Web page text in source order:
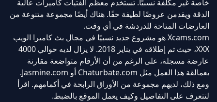
خاصة غير مكلفة نسبيًا. تستخدم معظم الفتيات كاميرات عالية
الدقة ويقدمن عروضًا لطيفة حقًا. هناك أيضًا مجموعة متنوعة من
العارضات المتاحة للدردشة في أي وقت.
Xcams.com هو مشروع جديد نسبيًا في مجال بث كاميرا الويب
XXX، حيث تم إطلاقه في يناير 2018. لا يزال لديه حوالي 4000
عارضة مسجلة، على الرغم من أن الأرقام متواضعة مقارنة
بعمالقة هذا العمل مثل Chaturbate.com أو Jasmine.com.
ومع ذلك، لديهم مجموعة من الأوراق الرابحة في أكمامهم. اقرأ
لتتعرف على التفاصيل وكيف يعمل الموقع بالضبط.